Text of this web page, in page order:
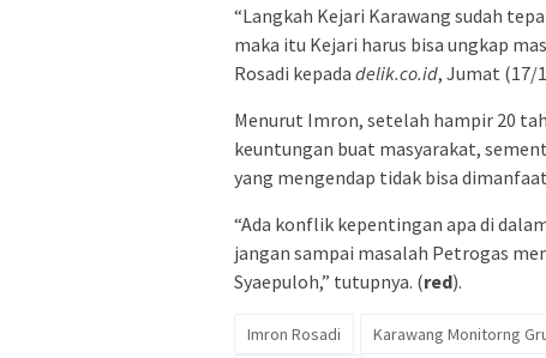
“Langkah Kejari Karawang sudah
maka itu Kejari harus bisa ungkap
Rosadi kepada delik.co.id, Jumat (17/
Menurut Imron, setelah hampir 20
keuntungan buat masyarakat,
yang mengendap tidak bisa
“Ada konflik kepentingan apa di
jangan sampai masalah Petrogas
Syaepuloh,” tutupnya. (red).
Imron Rosadi Karawang Monitorng